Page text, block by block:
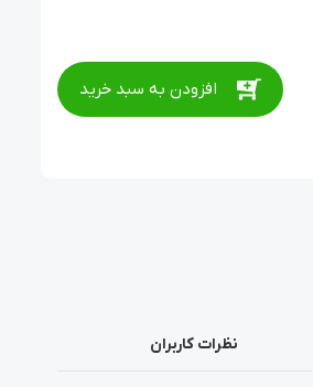
افزودن به سبد خرید
نظرات کاربران